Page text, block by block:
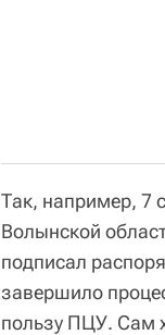
Так, например, 7
Волынской
подписал
завершило
пользу ПЦУ. Сам